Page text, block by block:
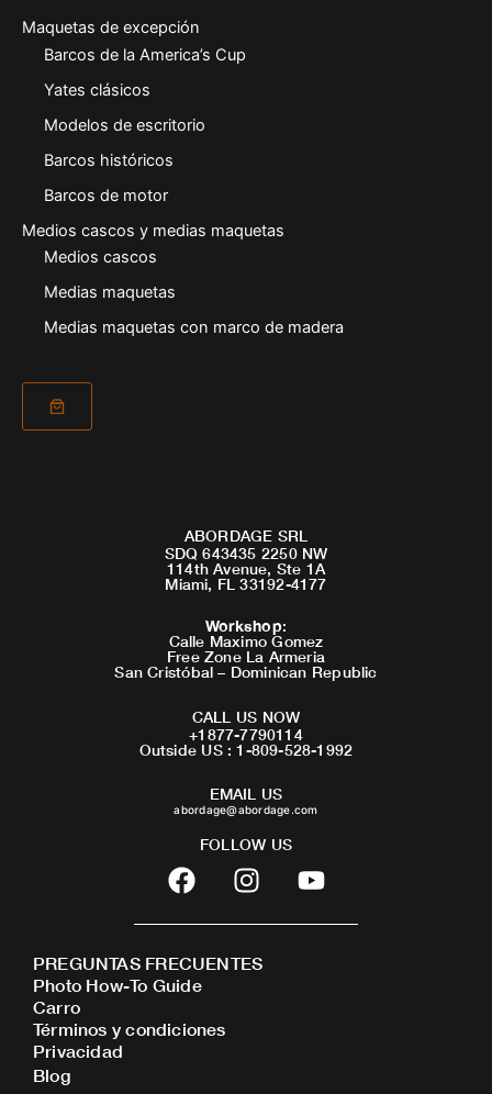
Maquetas de excepción
Barcos de la America’s Cup
Yates clásicos
Modelos de escritorio
Barcos históricos
Barcos de motor
Medios cascos y medias maquetas
Medios cascos
Medias maquetas
Medias maquetas con marco de madera
ABORDAGE SRL
SDQ 643435 2250 NW
114th Avenue, Ste 1A
Miami, FL 33192-4177
Workshop:
Calle Maximo Gomez
Free Zone La Armeria
San Cristóbal – Dominican Republic
CALL US NOW
+1877-7790114
Outside US : 1-809-528-1992
EMAIL US
abordage@abordage.com
FOLLOW US
F
a
c
b
o
o
I
n
s
a
Y
o
u
PREGUNTAS FRECUENTES
Photo How-To Guide
Carro
Términos y condiciones
Privacidad
Blog